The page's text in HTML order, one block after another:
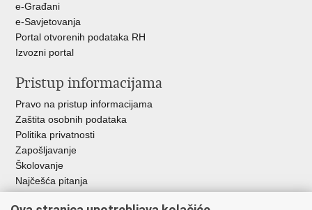
e-Građani
e-Savjetovanja
Portal otvorenih podataka RH
Izvozni portal
Pristup informacijama
Pravo na pristup informacijama
Zaštita osobnih podataka
Politika privatnosti
Zapošljavanje
Školovanje
Najčešća pitanja